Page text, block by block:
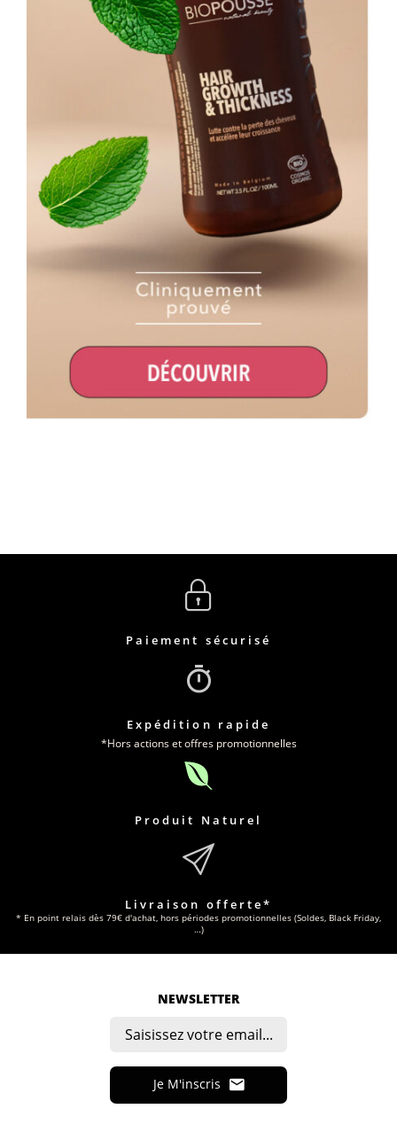
Paiement sécurisé
Expédition rapide
*Hors actions et offres promotionnelles
Produit Naturel
Livraison offerte*
* En point relais dès 79€ d'achat, hors périodes promotionnelles (Soldes, Black Friday,
…)
NEWSLETTER
Je M'inscris